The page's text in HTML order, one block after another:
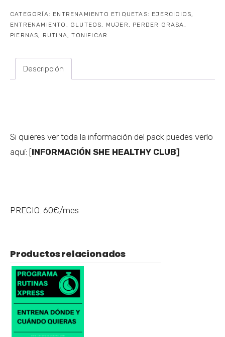
cantidad
CATEGORÍA: ENTRENAMIENTO ETIQUETAS: EJERCICIOS,
ENTRENAMIENTO , GLUTEOS, MUJER , PERDER GRASA ,
PIERNAS, RUTINA,TONIFICAR
Descripción
Si quieres ver toda la información del pack puedes verlo
aquí: [INFORMACIÓN SHE HEALTHY CLUB]
PRECIO: 60€/mes
Productos relacionados